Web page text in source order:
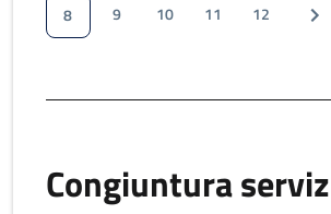
8
9 10 11 12
Congiuntura